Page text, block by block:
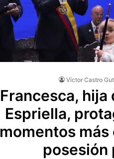
Víctor Castro
Francesca, hija
Espriella,
momentos
posesión